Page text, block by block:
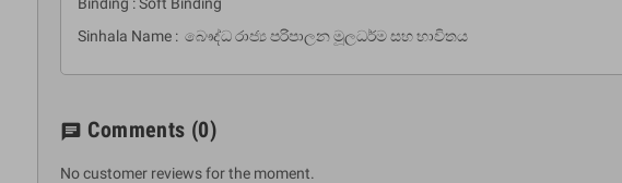
Sinhala Name : බෞද්ධ රාජ්‍ය පරිපාලන මූලධර්ම සහ භාවිතය
chat Comments (0)
No customer reviews for the moment.